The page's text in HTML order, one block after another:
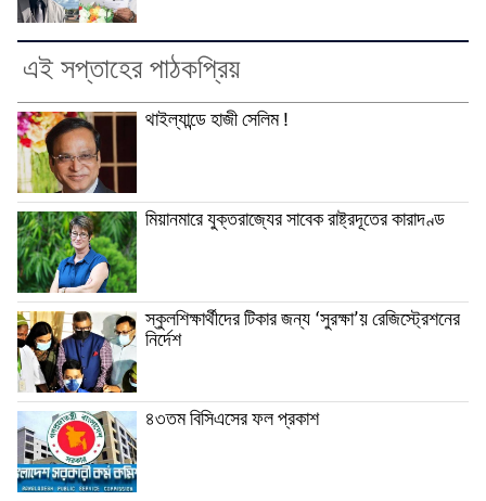
এই সপ্তাহের পাঠকপ্রিয়
থাইল্যান্ডে হাজী সেলিম !
মিয়ানমারে যুক্তরাজ্যের সাবেক রাষ্ট্রদূতের কারাদণ্ড
স্কুলশিক্ষার্থীদের টিকার জন্য ‘সুরক্ষা’য় রেজিস্ট্রেশনের
নির্দেশ
৪৩তম বিসিএসের ফল প্রকাশ